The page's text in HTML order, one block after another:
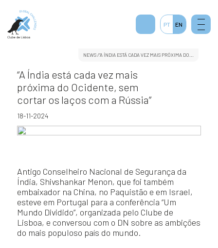
NEWS/“A ÍNDIA ESTÁ CADA VEZ MAIS PRÓXIMA DO...
“A Índia está cada vez mais
próxima do Ocidente, sem
cortar os laços com a Rússia”
18-11-2024
Antigo Conselheiro Nacional de Segurança da
Índia, Shivshankar Menon, que foi também
embaixador na China, no Paquistão e em Israel,
esteve em Portugal para a conferência “Um
Mundo Dividido”, organizada pelo Clube de
Lisboa, e conversou com o DN sobre as ambições
do mais populoso país do mundo.
PT EN